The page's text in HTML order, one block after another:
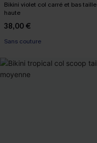
Bikini violet col carré et bas taille
haute
38,00 €
Sans couture